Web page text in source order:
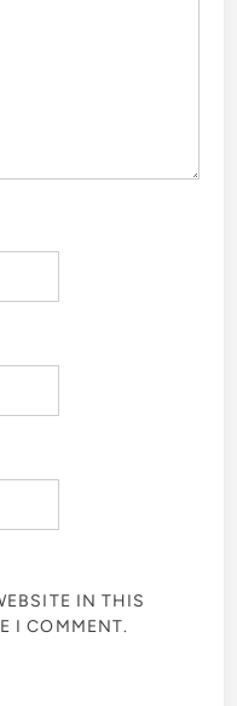
IN THIS
I COMMENT.